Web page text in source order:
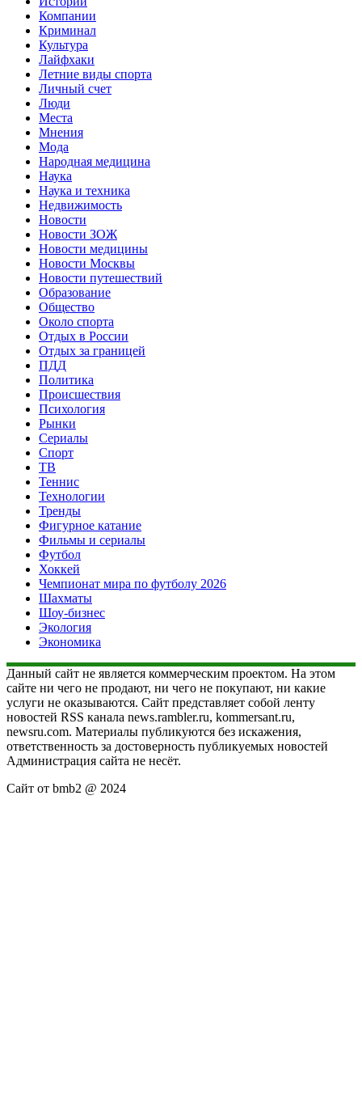
Компании
Криминал
Культура
Лайфхаки
Летние виды спорта
Личный счет
Люди
Места
Мнения
Мода
Народная медицина
Наука
Наука и техника
Недвижимость
Новости
Новости ЗОЖ
Новости медицины
Новости Москвы
Новости путешествий
Образование
Общество
Около спорта
Отдых в России
Отдых за границей
ПДД
Политика
Происшествия
Психология
Рынки
Сериалы
Спорт
ТВ
Теннис
Технологии
Тренды
Фигурное катание
Фильмы и сериалы
Футбол
Хоккей
Чемпионат мира по футболу 2026
Шахматы
Шоу-бизнес
Экология
Экономика
Данный сайт не является коммерческим проектом. На этом
сайте ни чего не продают, ни чего не покупают, ни какие
услуги не оказываются. Сайт представляет собой ленту
новостей RSS канала news.rambler.ru, kommersant.ru,
newsru.com. Материалы публикуются без искажения,
ответственность за достоверность публикуемых новостей
Администрация сайта не несёт.
Сайт от bmb2 @ 2024